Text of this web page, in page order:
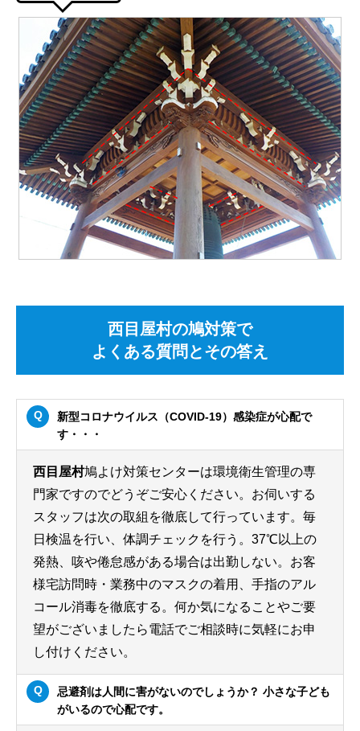
西目屋村の鳩対策で
よくある質問とその答え
新型コロナウイルス（COVID-19）感染症が心配で
す・・・
西目屋村鳩よけ対策センターは環境衛生管理の専
門家ですのでどうぞご安心ください。お伺いする
スタッフは次の取組を徹底して行っています。毎
日検温を行い、体調チェックを行う。37℃以上の
発熱、咳や倦怠感がある場合は出勤しない。お客
様宅訪問時・業務中のマスクの着用、手指のアル
コール消毒を徹底する。何か気になることやご要
望がございましたら電話でご相談時に気軽にお申
し付けください。
忌避剤は人間に害がないのでしょうか？ 小さな子ども
がいるので心配です。